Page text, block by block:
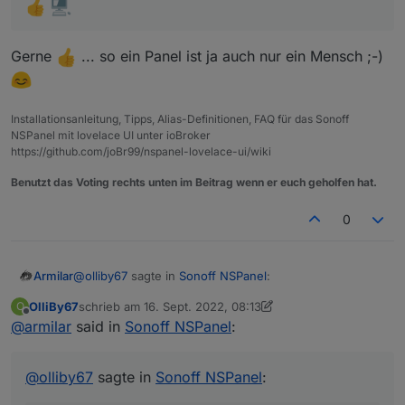
Gerne ... so ein Panel ist ja auch nur ein Mensch ;-)
Installationsanleitung, Tipps, Alias-Definitionen, FAQ für das Sonoff
NSPanel mit lovelace UI unter ioBroker
https://github.com/joBr99/nspanel-lovelace-ui/wiki
Benutzt das Voting rechts unten im Beitrag wenn er euch geholfen hat.
0
Armilar@olliby67 sagte in Sonoff NSPanel:
@armilarVielen Dank für die schnelle Lösung. Ich
Vielen Dank nochmal. Super schneller Support
;-)
O
Offline
OlliBy67schrieb am 16. Sept. 2022, 08:13
zuletzt editiert von OlliBy67
@armilar said in Sonoff NSPanel:
@olliby67 sagte in Sonoff NSPanel: